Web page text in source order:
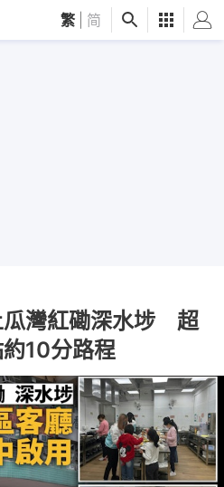
繁 简
瓜灣紅磡深水埗 超
10分路程